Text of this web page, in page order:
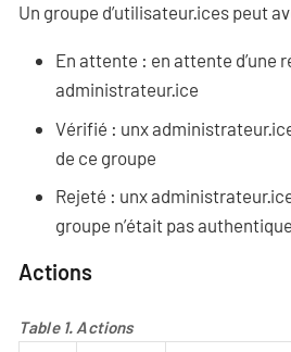
Un groupe d’utilisateur·ices peut
En attente : en attente d’une
administrateur·ice
Vérifié : unx
de ce groupe
Rejeté : unx
groupe n’était pas
Actions
Table 1. Actions